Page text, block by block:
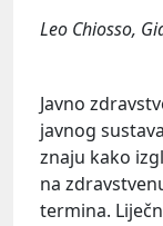
Leo Chiosso,
Javno
javnog
znaju kako
na
termina.